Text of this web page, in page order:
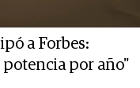
a Forbes:
potencia por año"